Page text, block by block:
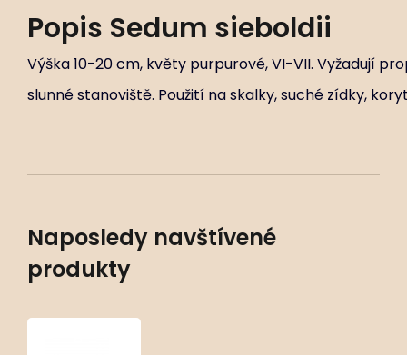
Popis Sedum sieboldii
Výška 10-20 cm, květy purpurové, VI-VII. Vyžadují
slunné stanoviště. Použití na skalky, suché zídky,
Naposledy navštívené
produkty